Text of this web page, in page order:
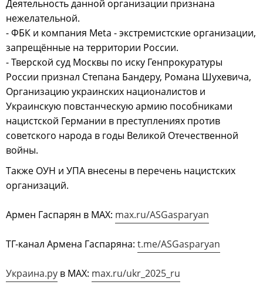
Деятельность данной организации признана
нежелательной.
- ФБК и компания Meta - экстремистские организации,
запрещённые на территории России.
- Тверской суд Москвы по иску Генпрокуратуры
России признал Степана Бандеру, Романа Шухевича,
Организацию украинских националистов и
Украинскую повстанческую армию пособниками
нацистской Германии в преступлениях против
советского народа в годы Великой Отечественной
войны.
Также ОУН и УПА внесены в перечень нацистских
организаций.
Армен Гаспарян в МАХ: max.ru/ASGasparyan
ТГ-канал Армена Гаспаряна: t.me/ASGasparyan
Украина.ру в МАХ: max.ru/ukr_2025_ru